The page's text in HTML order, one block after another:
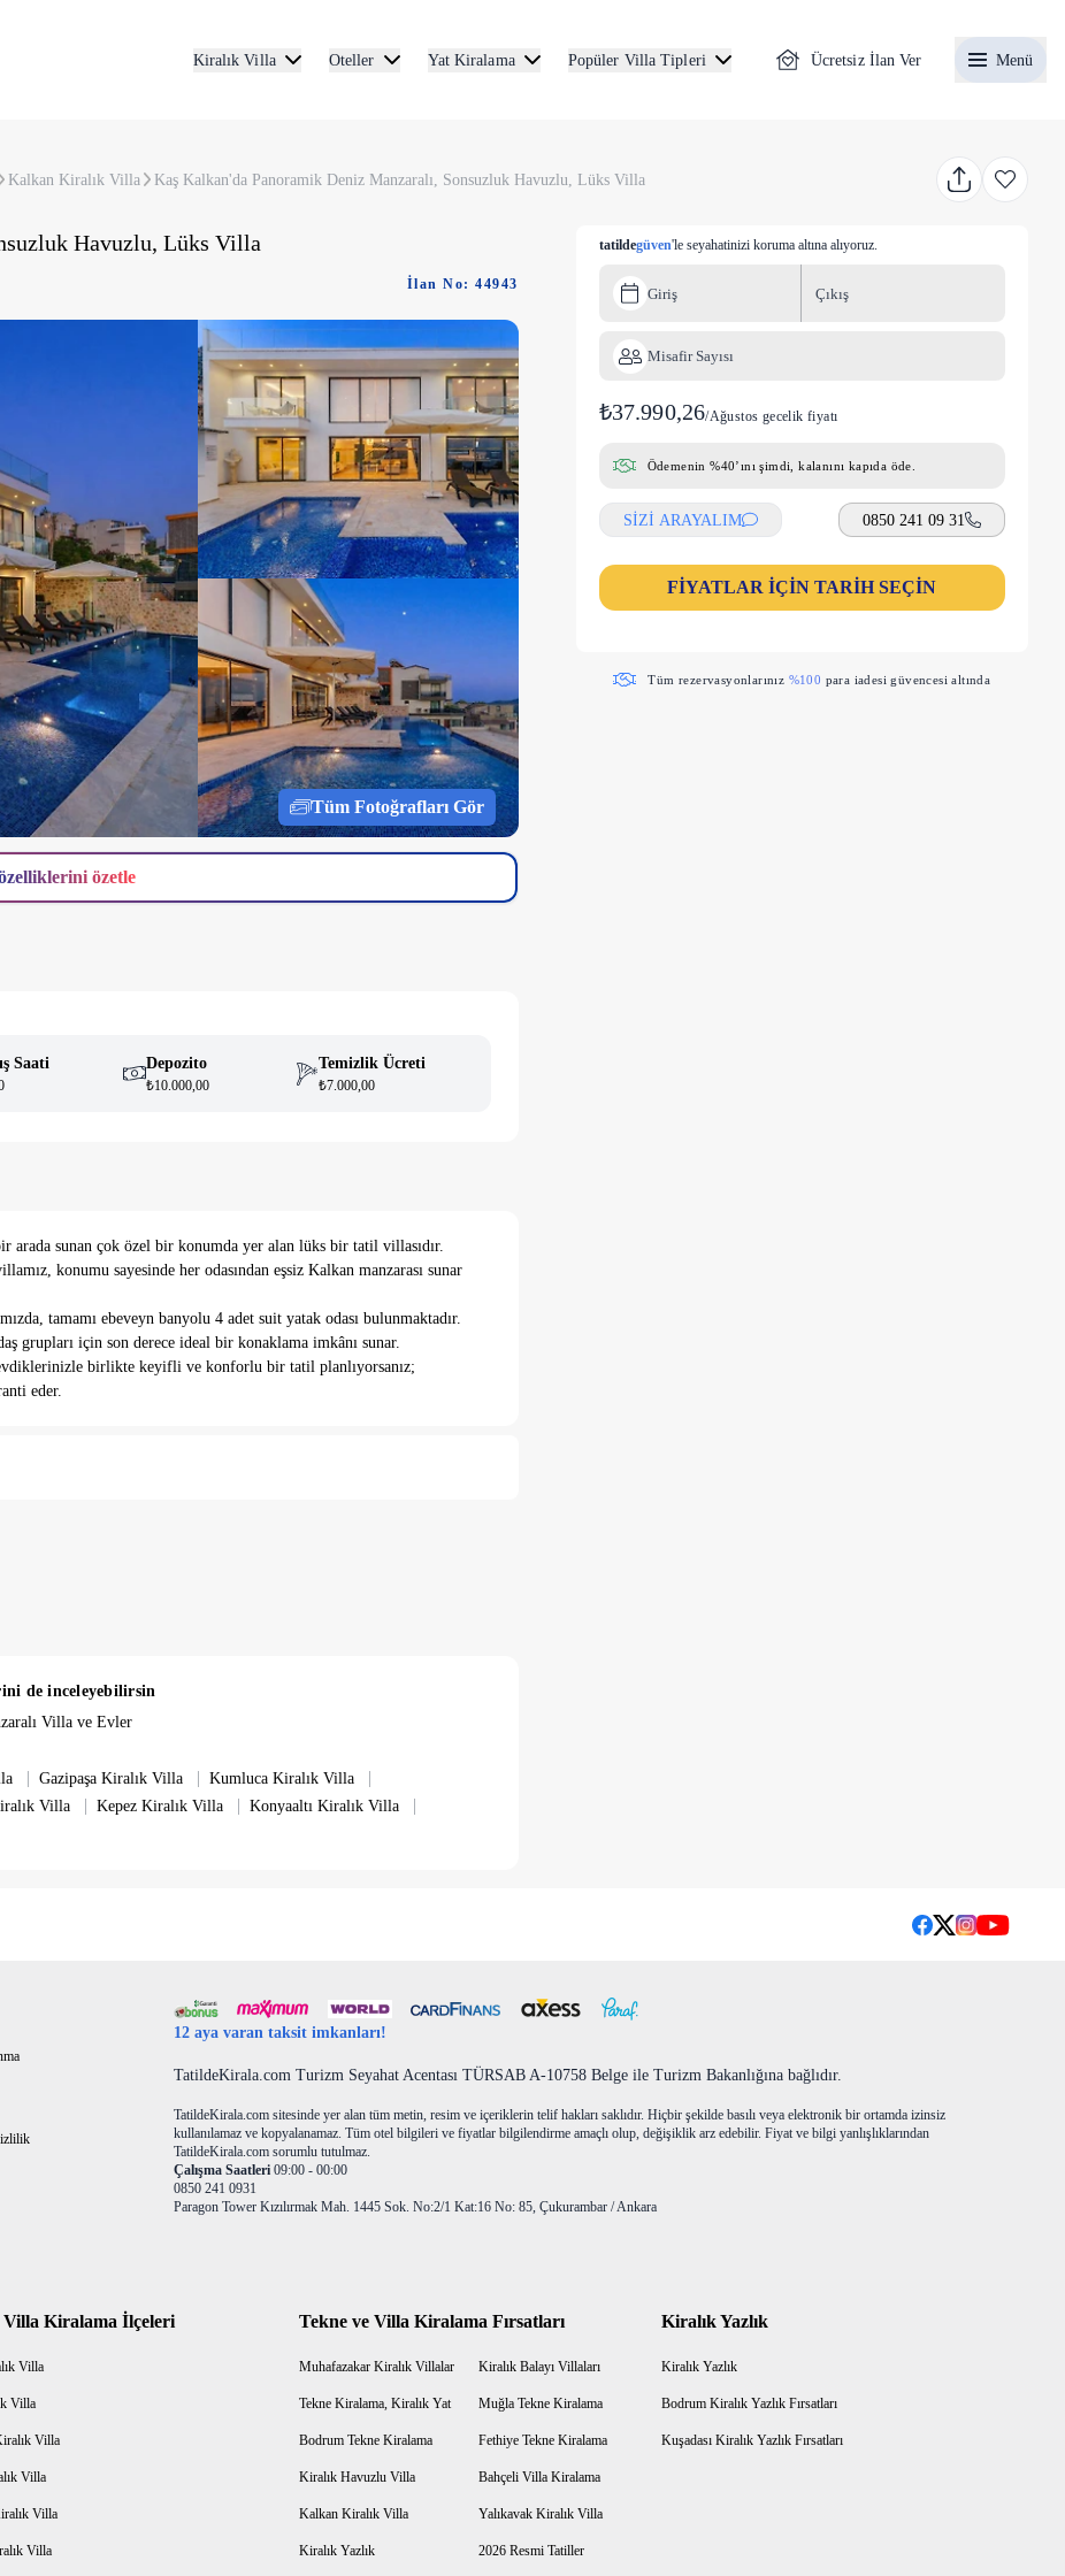
Kiralık Villa
Oteller Yat Kiralama Popüler Villa Tipleri Ücretsiz İlan Ver Menü
Kalkan Kiralık Villa Kaş Kalkan'da Panoramik Deniz Manzaralı, Sonsuzluk Havuzlu, Lüks Villa
Havuzlu, Lüks Villa
İlan No: 44943
Tüm Fotoğrafları Gör
özetle
Saati Depozito
₺10.000,00
Temizlik Ücreti
₺7.000,00
arada sunan çok özel bir konumda yer alan lüks bir tatil villasıdır.
konumu sayesinde her odasından eşsiz Kalkan manzarası sunar
tamamı ebeveyn banyolu 4 adet suit yatak odası bulunmaktadır.
grupları için son derece ideal bir konaklama imkânı sunar.
birlikte keyifli ve konforlu bir tatil planlıyorsanız;
eder.
de inceleyebilirsin
Villa ve Evler
| Gazipaşa Kiralık Villa | Kumluca Kiralık Villa |
Villa | Kepez Kiralık Villa | Konyaaltı Kiralık Villa |
tatildegüven'le seyahatinizi koruma altına alıyoruz.
Giriş Çıkış
Misafir Sayısı
₺37.990,26/Ağustos gecelik fiyatı
Ödemenin %40’ını şimdi, kalanını kapıda öde.
SİZİ ARAYALIM 0850 241 09 31
FİYATLAR İÇİN TARİH SEÇİN
Tüm rezervasyonlarınız %100 para iadesi güvencesi altında
12 aya varan taksit imkanları!
TatildeKirala.com Turizm Seyahat Acentası TÜRSAB A-10758 Belge ile Turizm Bakanlığına bağlıdır.
TatildeKirala.com sitesinde yer alan tüm metin, resim ve içeriklerin telif hakları saklıdır. Hiçbir şekilde basılı veya elektronik bir ortamda izinsiz
kullanılamaz ve kopyalanamaz. Tüm otel bilgileri ve fiyatlar bilgilendirme amaçlı olup, değişiklik arz edebilir. Fiyat ve bilgi yanlışlıklarından
TatildeKirala.com sorumlu tutulmaz.
Çalışma Saatleri 09:00 - 00:00
0850 241 0931
Paragon Tower Kızılırmak Mah. 1445 Sok. No:2/1 Kat:16 No: 85, Çukurambar / Ankara
Villa Kiralama İlçeleri
Villa
Villa
Villa
Villa
Villa
Villa
Tekne ve Villa Kiralama Fırsatları
Muhafazakar Kiralık Villalar Kiralık Balayı Villaları
Tekne Kiralama, Kiralık Yat Muğla Tekne Kiralama
Bodrum Tekne Kiralama Fethiye Tekne Kiralama
Kiralık Havuzlu Villa Bahçeli Villa Kiralama
Kalkan Kiralık Villa Yalıkavak Kiralık Villa
Kiralık Yazlık 2026 Resmi Tatiller
Kiralık Yazlık
Kiralık Yazlık
Bodrum Kiralık Yazlık Fırsatları
Kuşadası Kiralık Yazlık Fırsatları